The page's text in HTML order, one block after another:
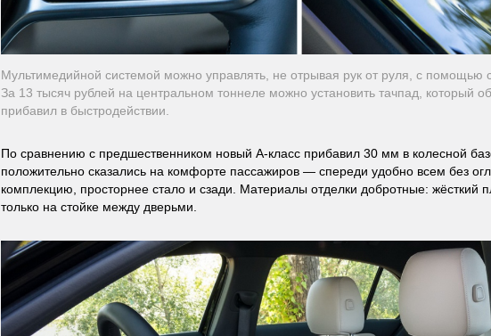
Мультимедийной системой можно управлять, не отрывая рук от руля, с помощью
За 13 тысяч рублей на центральном тоннеле можно установить тачпад, который
прибавил в быстродействии.
По сравнению с предшественником новый А-класс прибавил 30 мм в колесной
положительно сказались на комфорте пассажиров — спереди удобно всем без
комплекцию, просторнее стало и сзади. Материалы отделки добротные: жёсткий
только на стойке между дверьми.